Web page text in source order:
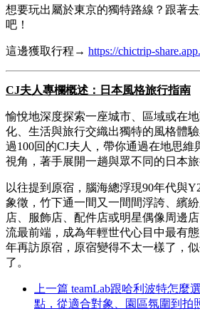
想要玩出屬於東京的獨特路線？跟著
吧！
這邊獲取行程→ https://chictrip-
CJ夫人專欄概述：日本風格旅行指南
愉悅地深度探索一座城市、區域或在
化、生活與旅行交織出獨特的風格體
過100回的CJ夫人，帶你通過在地思
視角，著手展開一趟與眾不同的日本旅
以往提到原宿，腦海總浮現90年代與
象徵，竹下通一間又一間間浮誇、繽
店、服飾店、配件店或明星偶像周邊
流最前端，成為年輕世代心目中最有
年再訪原宿，原宿變得不太一樣了，
了。
上一篇 teamLab跟哈利波特怎麼
點，從適合對象、園區氛圍到拍